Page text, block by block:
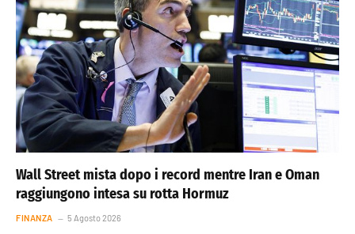
Wall Street mista dopo i record mentre Iran e Oman
raggiungono intesa su rotta Hormuz
FINANZA 5 Agosto 2026